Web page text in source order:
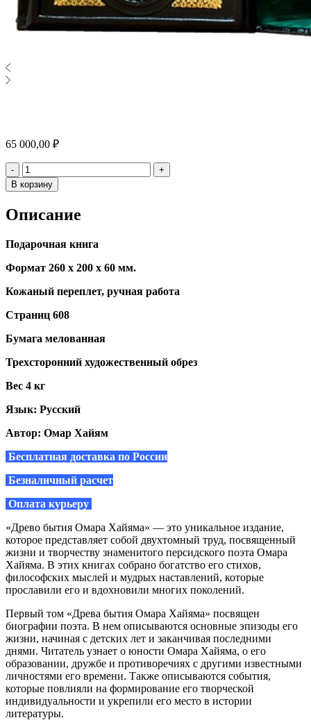
65 000,00 ₽
- Количество
+
В корзину
Описание
Подарочная книга
Формат 260 х 200 х 60 мм.
Кожаный переплет, ручная работа
Страниц 608
Бумага мелованная
Трехсторонний художественный обрез
Вес 4 кг
Язык: Русский
Автор: Омар Хайям
Бесплатная доставка по России
Безналичный расчет
Оплата курьеру
«Древо бытия Омара Хайяма» — это уникальное издание,
которое представляет собой двухтомный труд, посвященный
жизни и творчеству знаменитого персидского поэта Омара
Хайяма. В этих книгах собрано богатство его стихов,
философских мыслей и мудрых наставлений, которые
прославили его и вдохновили многих поколений.
Первый том «Древа бытия Омара Хайяма» посвящен
биографии поэта. В нем описываются основные эпизоды его
жизни, начиная с детских лет и заканчивая последними
днями. Читатель узнает о юности Омара Хайяма, о его
образовании, дружбе и противоречиях с другими известными
личностями его времени. Также описываются события,
которые повлияли на формирование его творческой
индивидуальности и укрепили его место в истории
литературы.